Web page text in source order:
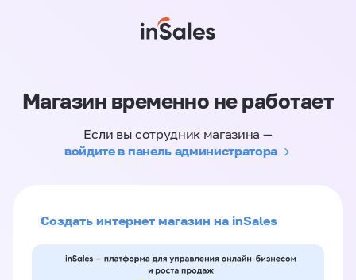
Магазин временно не работает
Если вы сотрудник магазина —
войдите в панель администратора
Создать интернет магазин на inSales